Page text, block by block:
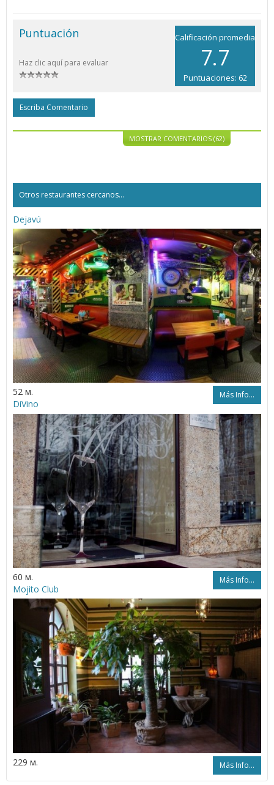
Calificación promedia
7.7
Puntuaciones: 62
Puntuación
Haz clic aquí para evaluar
Escriba Comentario
MOSTRAR COMENTARIOS (62)
Otros restaurantes cercanos...
Dejavú
52 м. Más Info...
DiVino
60 м. Más Info...
Mojito Club
229 м. Más Info...